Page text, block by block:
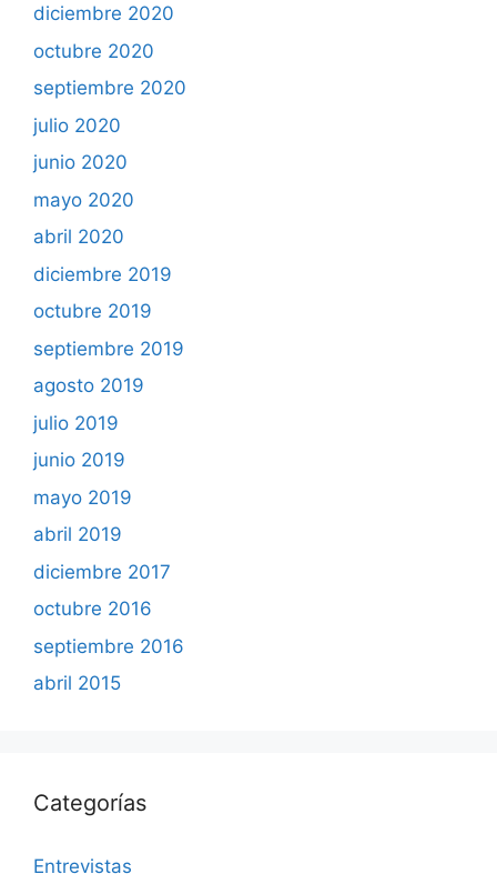
diciembre 2020
octubre 2020
septiembre 2020
julio 2020
junio 2020
mayo 2020
abril 2020
diciembre 2019
octubre 2019
septiembre 2019
agosto 2019
julio 2019
junio 2019
mayo 2019
abril 2019
diciembre 2017
octubre 2016
septiembre 2016
abril 2015
Categorías
Entrevistas